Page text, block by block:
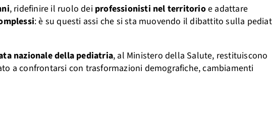
, ridefinire il ruolo dei professionisti nel territorioe adattare
: è su questi assi che si sta muovendo il dibattito sulla
nazionale della pediatria, al Ministero della Salute, restituiscono
a confrontarsi con trasformazioni demografiche, cambiamenti